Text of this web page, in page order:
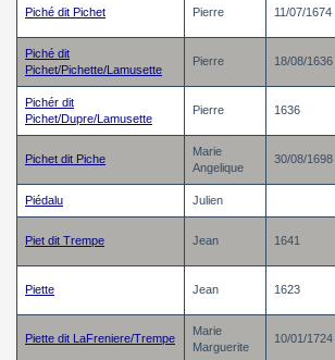
Piché dit Pichet Pierre 11/07/1674
Piché dit
Pichet/Pichette/Lamusette
Pierre 18/08/1636
Pichér dit
Pichet/Dupre/Lamusette
Pierre 1636
Pichet dit Piche
Marie
Angelique
30/08/1698
Piédalu Julien
Piet dit Trempe Jean 1641
Piette Jean 1623
Piette dit LaFreniere/Trempe
Marie
Marguerite
10/01/1724